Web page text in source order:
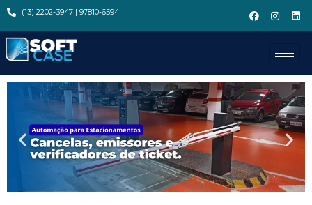
(13) 2202-3947 | 97810-6594